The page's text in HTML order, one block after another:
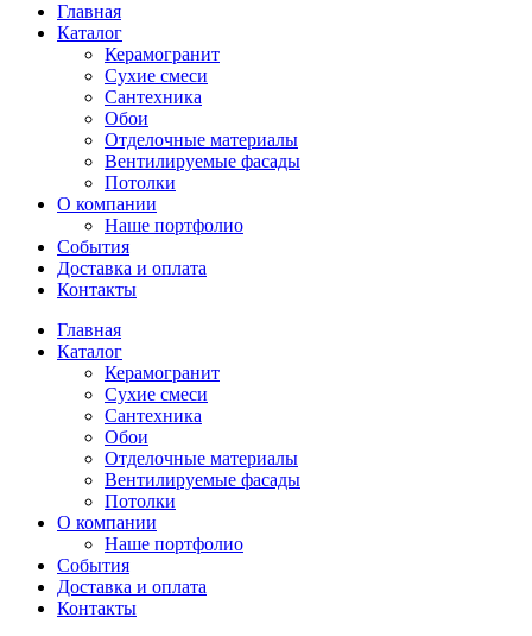
Главная
Каталог
Керамогранит
Сухие смеси
Сантехника
Обои
Отделочные материалы
Вентилируемые фасады
Потолки
О компании
Наше портфолио
События
Доставка и оплата
Контакты
Главная
Каталог
Керамогранит
Сухие смеси
Сантехника
Обои
Отделочные материалы
Вентилируемые фасады
Потолки
О компании
Наше портфолио
События
Доставка и оплата
Контакты